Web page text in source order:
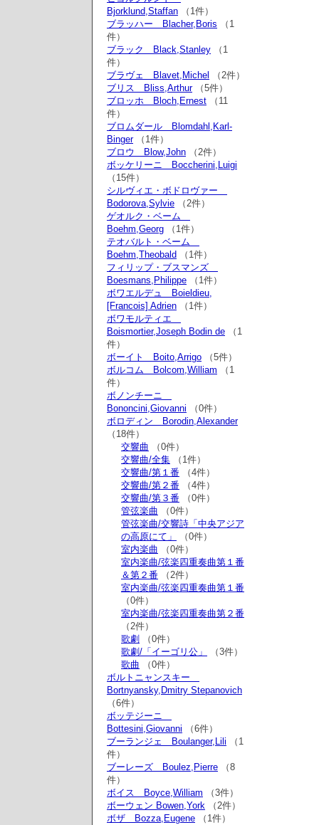
Bjorklund,Staffan （1件）
ブラッハー Blacher,Boris （1
件）
ブラック Black,Stanley （1
件）
ブラヴェ Blavet,Michel
（2件）
ブリス Bliss,Arthur（5件）
ブロッホ Bloch,Ernest （11
件）
ブロムダール Blomdahl,Karl-
Binger（1件）
ブロウ Blow,John （2件）
ボッケリーニ Boccherini,Luigi
（15件）
シルヴィエ・ボドロヴァー
Bodorova,Sylvie （2件）
ゲオルク・ベーム
Boehm,Georg （1件）
テオバルト・ベーム
Boehm,Theobald （1件）
フィリップ・ブスマンズ
Boesmans,Philippe （1件）
ボワエルデュ Boieldieu,
[Francois] Adrien （1件）
ボワモルティエ
Boismortier,Joseph Bodin de （1
件）
ボーイト Boito,Arrigo （5件）
ボルコム Bolcom,William （1
件）
ボノンチーニ
Bononcini,Giovanni （0件）
ボロディン Borodin,Alexander
（18件）
交響曲 （0件）
交響曲/全集 （1件）
交響曲/第１番 （4件）
交響曲/第２番 （4件）
交響曲/第３番 （0件）
管弦楽曲 （0件）
管弦楽曲/交響詩「中央アジア
の高原にて」
（0件）
室内楽曲 （0件）
室内楽曲/弦楽四重奏曲第１番
＆第２番 （2件）
室内楽曲/弦楽四重奏曲第１番
（0件）
室内楽曲/弦楽四重奏曲第２番
（2件）
歌劇
（0件）
歌劇/「イーゴリ公」
（3件）
歌曲 （0件）
ボルトニャンスキー
Bortnyansky,Dmitry Stepanovich
（6件）
ボッテジーニ
Bottesini,Giovanni （6件）
ブーランジェ Boulanger,Lili （1
件）
ブーレーズ Boulez,Pierre （8
件）
ボイス Boyce,William （3件）
ボーウェン Bowen,York （2件）
ボザ Bozza,Eugene （1件）